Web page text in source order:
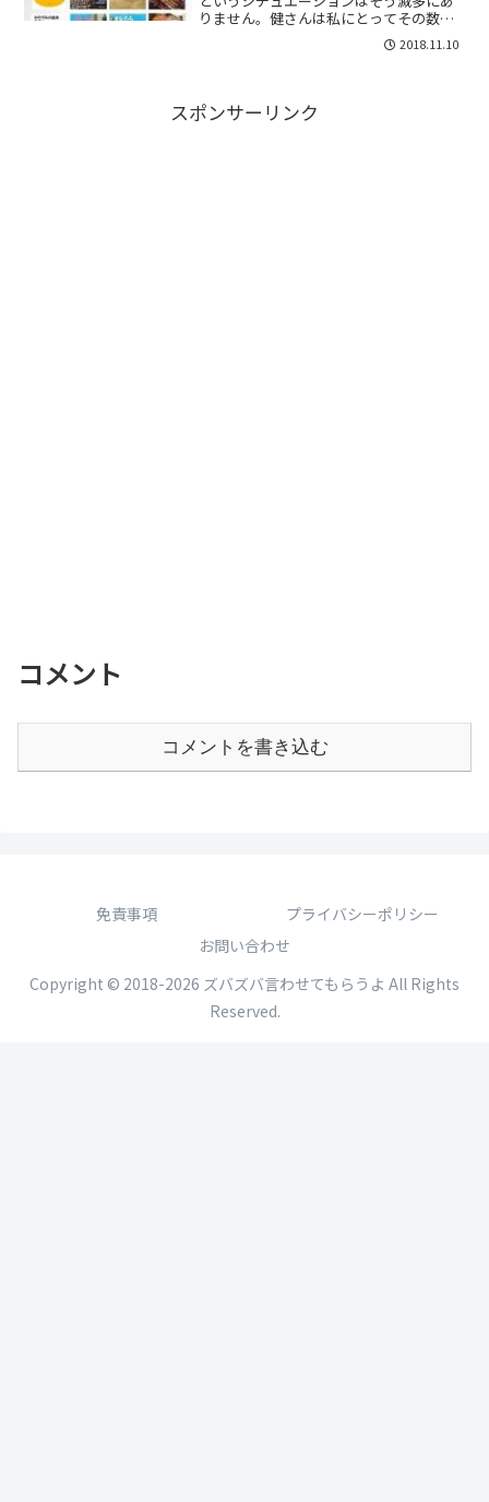
りません。健さんは私にとってその数少
ない「男が男に惚れる」人です。キザな
言い方をすれば今でも私の心の中でしっ
2018.11.10
スポンサーリンク
コメント
コメントを書き込む
免責事項
プライバシーポリシー
お問い合わせ
Copyright © 2018-2026 ズバズバ言わせてもらうよ All Rights
Reserved.